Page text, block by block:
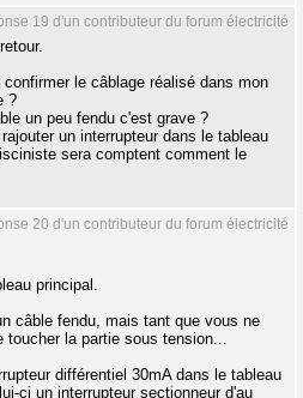
19 d'un contributeur du forum électricité
le câblage réalisé dans mon
?
un peu fendu c'est grave ?
un interrupteur dans le tableau
sera comptent comment le
20 d'un contributeur du forum électricité
principal.
câble fendu, mais tant que vous ne
toucher la partie sous tension...
différentiel 30mA dans le tableau
ci un interrupteur sectionneur d'au